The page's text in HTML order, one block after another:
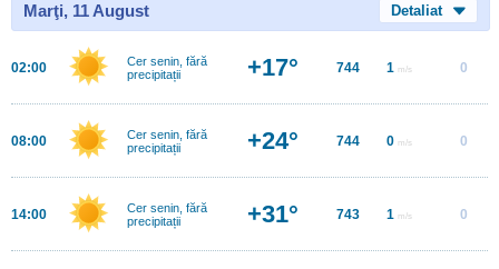
Marţi, 11 August Detaliat
02:00
Cer senin, fără
precipitații
+17° 744 1 m/s 0
08:00
Cer senin, fără
precipitații
+24° 744 0 m/s 0
14:00
Cer senin, fără
precipitații
+31° 743 1 m/s 0